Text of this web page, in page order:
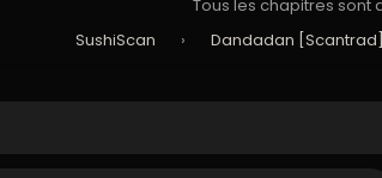
Tous les chapitres sont
SushiScan
› Dandadan [Scantrad]